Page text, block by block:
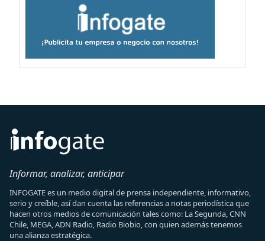
Informar, analizar, anticipar
INFOGATE es un medio digital de prensa independiente, informativo,
serio y creíble, así dan cuenta las referencias a notas periodística que
hacen otros medios de comunicación tales como: La Segunda, CNN
Chile, MEGA, ADN Radio, Radio Biobio, con quien además tenemos
una alianza estratégica.